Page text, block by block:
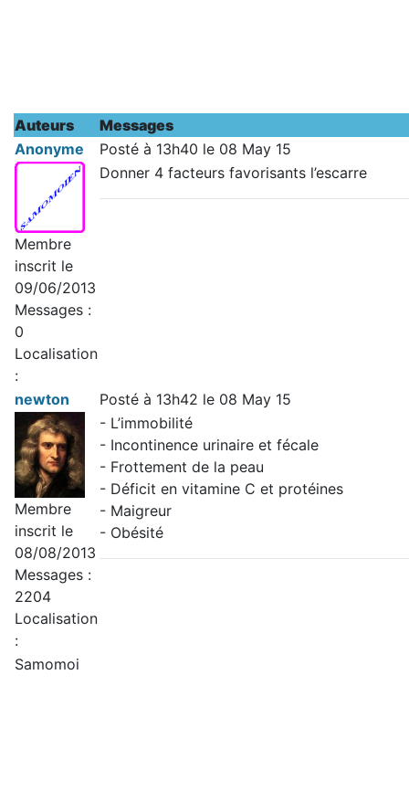
Auteurs
Messages
Anonyme
Posté à 13h40 le 08 May 15
Membre
inscrit le
09/06/2013
Messages :
0
Localisation
:
Donner 4 facteurs favorisants l’escarre
newton Posté à 13h42 le 08 May 15
Membre
inscrit le
08/08/2013
Messages :
2204
Localisation
:
- L’immobilité
- Incontinence urinaire et fécale
- Frottement de la peau
- Déficit en vitamine C et protéines
- Maigreur
- Obésité
Samomoi